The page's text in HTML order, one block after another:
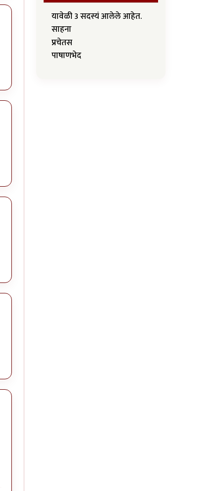
यावेळी 3 सदस्यं आलेले आहेत.
साहना
प्रचेतस
पाषाणभेद